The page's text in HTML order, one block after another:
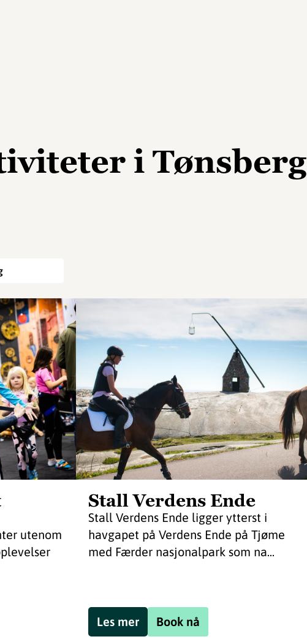
i Tønsberg
utenom
Stall Verdens Ende
Stall Verdens Ende ligger ytterst i
havgapet på Verdens Ende på Tjøme
med Færder nasjonalpark som na...
Book nå
Les mer